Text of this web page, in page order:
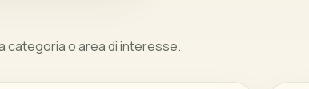
categoria o area di interesse.